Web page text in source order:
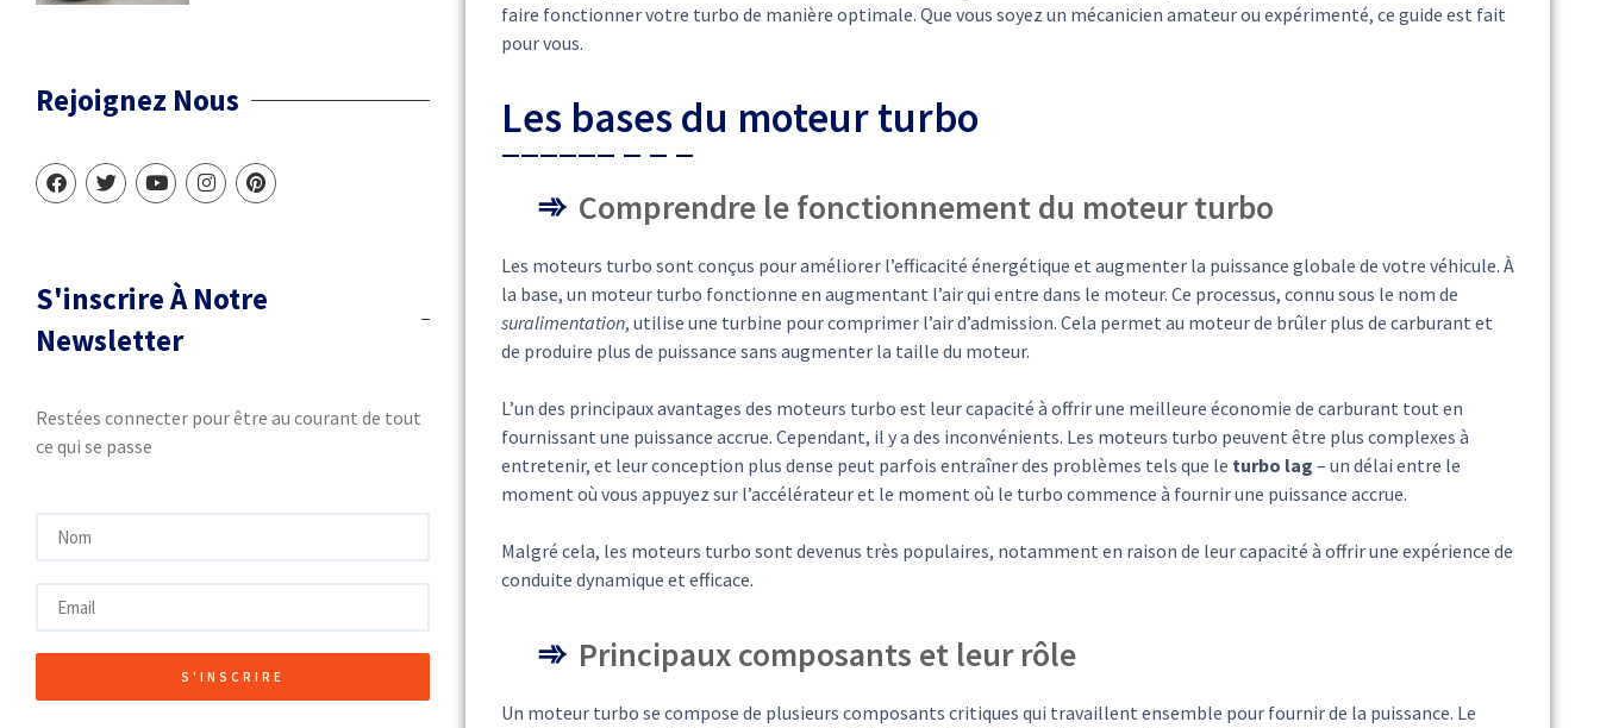
Rejoignez Nous
S'inscrire À Notre
Newsletter
Restées connecter pour être au courant de tout
ce qui se passe
S'INSCRIRE
faire fonctionner votre turbo de manière optimale. Que vous soyez un mécanicien amateur ou expérimenté, ce guide est fait
pour vous.
Les bases du moteur turbo
Comprendre le fonctionnement du moteur turbo
Les moteurs turbo sont conçus pour améliorer l’efficacité énergétique et augmenter la puissance globale de votre véhicule. À
la base, un moteur turbo fonctionne en augmentant l’air qui entre dans le moteur. Ce processus, connu sous le nom de
suralimentation, utilise une turbine pour comprimer l’air d’admission. Cela permet au moteur de brûler plus de carburant et
de produire plus de puissance sans augmenter la taille du moteur.
L’un des principaux avantages des moteurs turbo est leur capacité à offrir une meilleure économie de carburant tout en
fournissant une puissance accrue. Cependant, il y a des inconvénients. Les moteurs turbo peuvent être plus complexes à
entretenir, et leur conception plus dense peut parfois entraîner des problèmes tels que le turbo lag – un délai entre le
moment où vous appuyez sur l’accélérateur et le moment où le turbo commence à fournir une puissance accrue.
Malgré cela, les moteurs turbo sont devenus très populaires, notamment en raison de leur capacité à offrir une expérience de
conduite dynamique et efficace.
Principaux composants et leur rôle
Un moteur turbo se compose de plusieurs composants critiques qui travaillent ensemble pour fournir de la puissance. Le